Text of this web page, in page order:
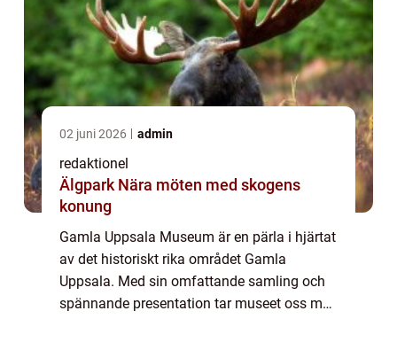
02 juni 2026 admin
redaktionel
Älgpark Nära möten med skogens
konung
Gamla Uppsala Museum är en pärla i hjärtat
av det historiskt rika området Gamla
Uppsala. Med sin omfattande samling och
spännande presentation tar museet oss med